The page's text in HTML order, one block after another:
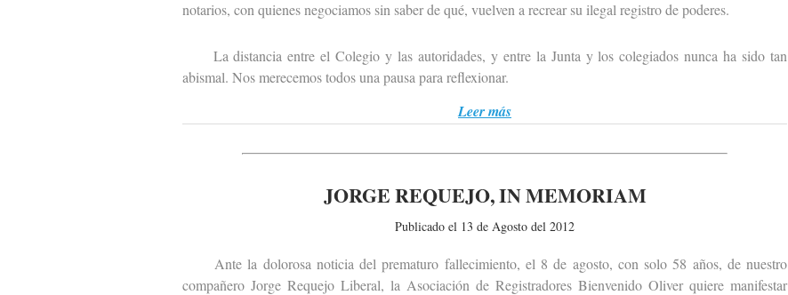
notarios, con quienes negociamos sin saber de qué, vuelven a recrear su ilegal registro de poderes.
La distancia entre el Colegio y las autoridades, y entre la Junta y los colegiados nunca ha sido tan
abismal. Nos merecemos todos una pausa para reflexionar.
Leer más
JORGE REQUEJO, IN MEMORIAM
Publicado el 13 de Agosto del 2012
Ante la dolorosa noticia del prematuro fallecimiento, el 8 de agosto, con solo 58 años, de nuestro
compañero Jorge Requejo Liberal, la Asociación de Registradores Bienvenido Oliver quiere manifestar